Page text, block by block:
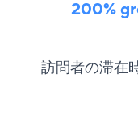
200%
訪問者の滞在